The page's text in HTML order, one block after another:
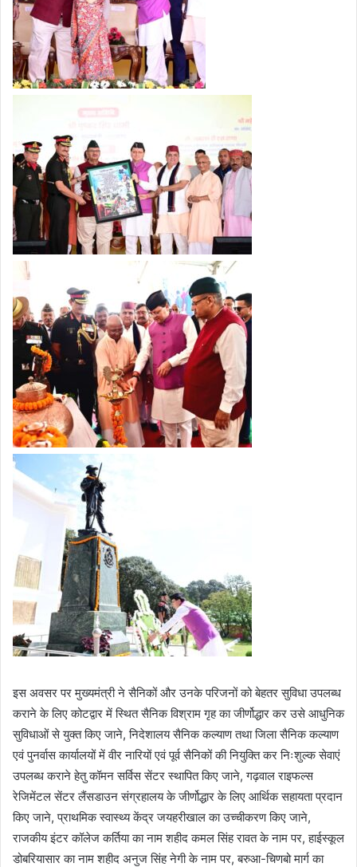
इस अवसर पर मुख्यमंत्री ने सैनिकों और उनके परिजनों को बेहतर सुविधा उपलब्ध
कराने के लिए कोटद्वार में स्थित सैनिक विश्राम गृह का जीर्णोद्धार कर उसे आधुनिक
सुविधाओं से युक्त किए जाने, निदेशालय सैनिक कल्याण तथा जिला सैनिक कल्याण
एवं पुनर्वास कार्यालयों में वीर नारियों एवं पूर्व सैनिकों की नियुक्ति कर निःशुल्क सेवाएं
उपलब्ध कराने हेतु कॉमन सर्विस सेंटर स्थापित किए जाने, गढ़वाल राइफल्स
रेजिमेंटल सेंटर लैंसडाउन संग्रहालय के जीर्णोद्धार के लिए आर्थिक सहायता प्रदान
किए जाने, प्राथमिक स्वास्थ्य केंद्र जयहरीखाल का उच्चीकरण किए जाने,
राजकीय इंटर कॉलेज कर्तिया का नाम शहीद कमल सिंह रावत के नाम पर, हाईस्कूल
डोबरियासार का नाम शहीद अनुज सिंह नेगी के नाम पर, बरुआ-चिणबो मार्ग का